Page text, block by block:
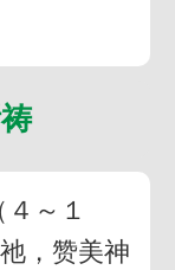
～１
，赞美神